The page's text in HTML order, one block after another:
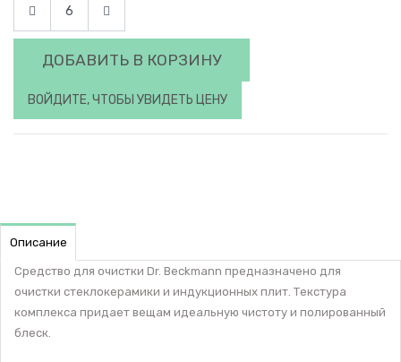
ДОБАВИТЬ В КОРЗИНУ
ВОЙДИТЕ, ЧТОБЫ УВИДЕТЬ ЦЕНУ
Описание
Средство для очистки Dr. Beckmann предназначено для
очистки стеклокерамики и индукционных плит. Текстура
комплекса придает вещам идеальную чистоту и полированный
блеск.